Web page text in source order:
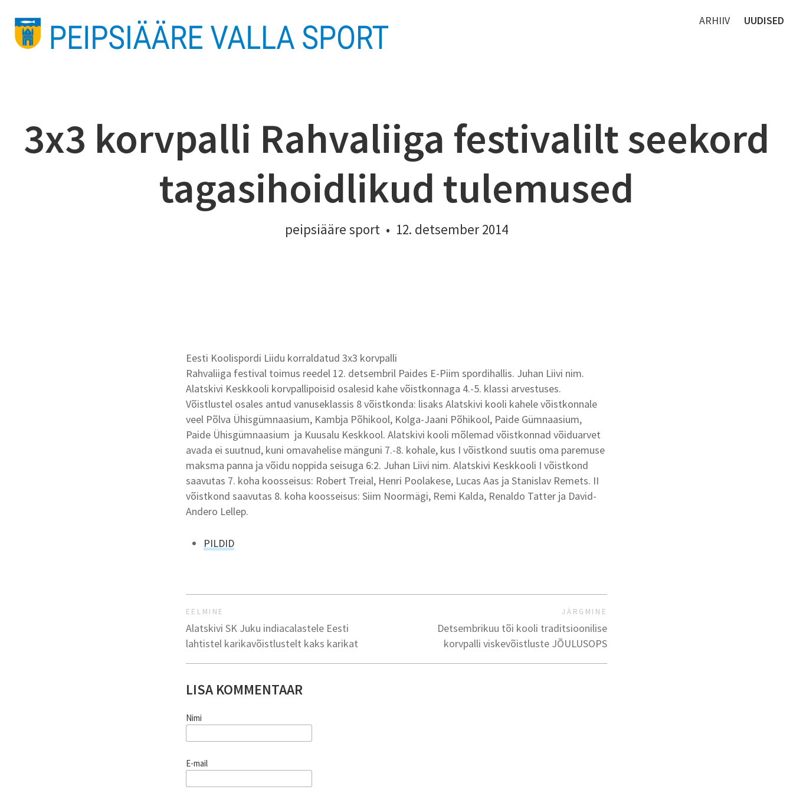
ARHIIV UUDISED
3x3 korvpalli Rahvaliiga festivalilt seekord
tagasihoidlikud tulemused
peipsiääre sport • 12. detsember 2014
Eesti Koolispordi Liidu korraldatud 3x3 korvpalli
Rahvaliiga festival toimus reedel 12. detsembril Paides E-Piim spordihallis. Juhan Liivi nim.
Alatskivi Keskkooli korvpallipoisid osalesid kahe võistkonnaga 4.-5. klassi arvestuses.
Võistlustel osales antud vanuseklassis 8 võistkonda: lisaks Alatskivi kooli kahele võistkonnale
veel Põlva Ühisgümnaasium, Kambja Põhikool, Kolga-Jaani Põhikool, Paide Gümnaasium,
Paide Ühisgümnaasium ja Kuusalu Keskkool. Alatskivi kooli mõlemad võistkonnad võiduarvet
avada ei suutnud, kuni omavahelise mänguni 7.-8. kohale, kus I võistkond suutis oma paremuse
maksma panna ja võidu noppida seisuga 6:2. Juhan Liivi nim. Alatskivi Keskkooli I võistkond
saavutas 7. koha koosseisus: Robert Treial, Henri Poolakese, Lucas Aas ja Stanislav Remets. II
võistkond saavutas 8. koha koosseisus: Siim Noormägi, Remi Kalda, Renaldo Tatter ja David-
Andero Lellep.
PILDID
EELMINE
Alatskivi SK Juku indiacalastele Eesti
lahtistel karikavõistlustelt kaks karikat
JÄRGMINE
Detsembrikuu tõi kooli traditsioonilise
korvpalli viskevõistluste JÕULUSOPS
LISA KOMMENTAAR
Nimi
E-mail